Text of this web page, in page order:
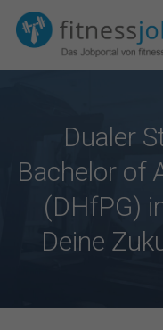
Dualer
Bachelor of
(DHfPG)
Deine